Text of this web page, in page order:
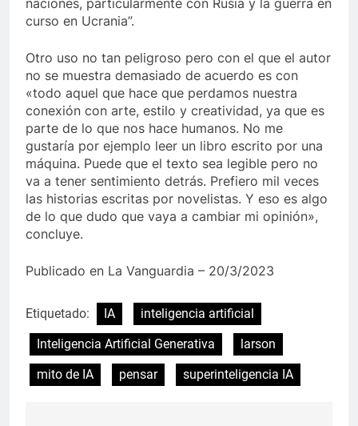
curso en Ucrania”.
Otro uso no tan peligroso pero con el que el autor
no se muestra demasiado de acuerdo es con
«todo aquel que hace que perdamos nuestra
conexión con arte, estilo y creatividad, ya que es
parte de lo que nos hace humanos. No me
gustaría por ejemplo leer un libro escrito por una
máquina. Puede que el texto sea legible pero no
va a tener sentimiento detrás. Prefiero mil veces
las historias escritas por novelistas. Y eso es algo
de lo que dudo que vaya a cambiar mi opinión»,
concluye.
Publicado en La Vanguardia – 20/3/2023
Etiquetado: IA
inteligencia artificial
Inteligencia Artificial Generativa
larson
mito de IA
pensar superinteligencia IA